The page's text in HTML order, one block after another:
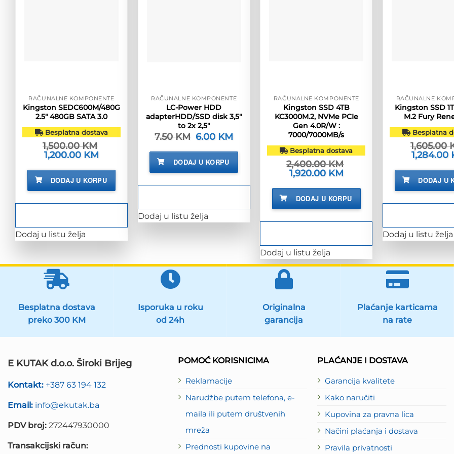
RAČUNALNE KOMPONENTE
Kingston SEDC600M/480G
2.5″ 480GB SATA 3.0
Besplatna dostava
1,500.00KM
Izvorna
cijena
bila
1,500.00 KM.
1,200.00 KM
je:
DODAJ U KORPU
Dodaj u listu želja
RAČUNALNE KOMPONENTE
LC-Power HDD
adapterHDD/SSD disk 3,5″
to 2x 2,5″
7.50KM Izvorna
cijena
bila
7.50 KM.
6.00 KM
je:
DODAJ U KORPU
Dodaj u listu želja
RAČUNALNE KOMPONENTE
Kingston SSD 4TB
KC3000M.2, NVMe PCIe
Gen 4.0R/W :
7000/7000MB/s
Besplatna dostava
2,400.00KM
Izvorna
cijena
bila
2,400.00 KM.
1,920.00 KM
je:
DODAJ U KORPU
Dodaj u listu želja
RAČUNALNE
Kingston SSD
M.2 Fury
Besplatna
1,605.00
Izvorna
cijena
bila
1,605.00
1,284.00
DODAJ U
Dodaj u listu želja
Besplatna dostava
preko 300 KM
Isporuka u roku
od 24h
Originalna
garancija
Plaćanje karticama
na rate
E KUTAK d.o.o. Široki Brijeg
Kontakt: +387 63 194 132
Email: info@ekutak.ba
PDV broj: 272447930000
Transakcijski račun:
POMOĆ KORISNICIMA
Reklamacije
Narudžbe putem telefona, e-
maila ili putem društvenih
mreža
Prednosti kupovine na
PLAĆANJE I DOSTAVA
Garancija kvalitete
Kako naručiti
Kupovina za pravna lica
Načini plaćanja i dostava
Pravila privatnosti